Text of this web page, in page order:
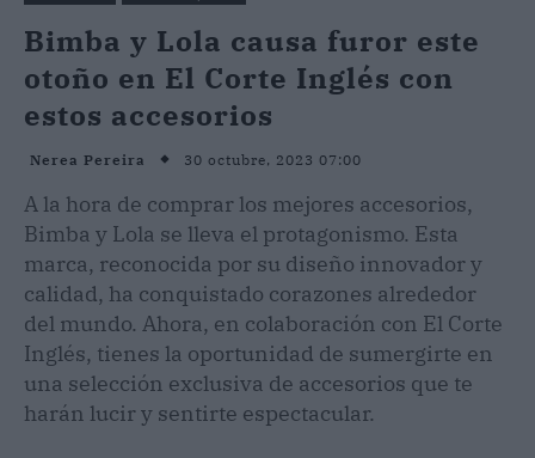
Bimba y Lola causa furor este
otoño en El Corte Inglés con
estos accesorios
Nerea Pereira 30 octubre, 2023 07:00
A la hora de comprar los mejores accesorios,
Bimba y Lola se lleva el protagonismo. Esta
marca, reconocida por su diseño innovador y
calidad, ha conquistado corazones alrededor
del mundo. Ahora, en colaboración con El Corte
Inglés, tienes la oportunidad de sumergirte en
una selección exclusiva de accesorios que te
harán lucir y sentirte espectacular.